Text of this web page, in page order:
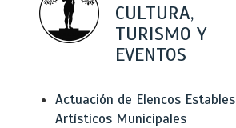
CULTURA,
TURISMO Y
EVENTOS
Actuación de Elencos Estables
Artísticos Municipales